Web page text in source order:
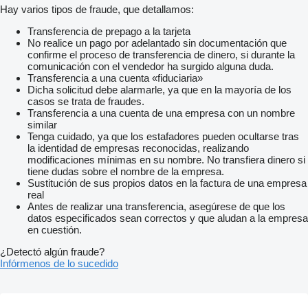
Hay varios tipos de fraude, que detallamos:
Transferencia de prepago a la tarjeta
No realice un pago por adelantado sin documentación que
confirme el proceso de transferencia de dinero, si durante la
comunicación con el vendedor ha surgido alguna duda.
Transferencia a una cuenta «fiduciaria»
Dicha solicitud debe alarmarle, ya que en la mayoría de los
casos se trata de fraudes.
Transferencia a una cuenta de una empresa con un nombre
similar
Tenga cuidado, ya que los estafadores pueden ocultarse tras
la identidad de empresas reconocidas, realizando
modificaciones mínimas en su nombre. No transfiera dinero si
tiene dudas sobre el nombre de la empresa.
Sustitución de sus propios datos en la factura de una empresa
real
Antes de realizar una transferencia, asegúrese de que los
datos especificados sean correctos y que aludan a la empresa
en cuestión.
¿Detectó algún fraude?
Infórmenos de lo sucedido